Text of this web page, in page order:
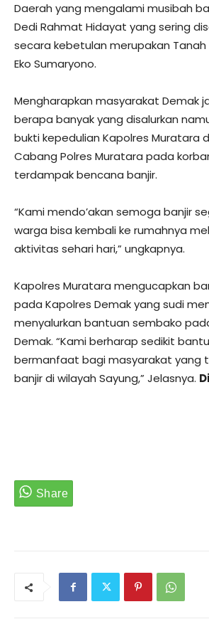
Daerah yang mengalami musibah
Dedi Rahmat Hidayat yang sering
secara kebetulan merupakan Tanah
Eko Sumaryono.
Mengharapkan masyarakat Demak
berapa banyak yang disalurkan
bukti kepedulian Kapolres Muratara
Cabang Polres Muratara pada
terdampak bencana banjir.
“Kami mendo’akan semoga banjir
warga bisa kembali ke rumahnya
aktivitas sehari hari,” ungkapnya.
Kapolres Muratara mengucapkan
pada Kapolres Demak yang sudi
menyalurkan bantuan sembako
Demak. “Kami berharap sedikit
bermanfaat bagi masyarakat yang
banjir di wilayah Sayung,” Jelasnya.